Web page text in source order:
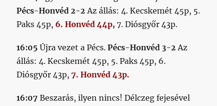
Pécs-Honvéd 2-2Az állás: 4. Kecskemét 45p, 5.
Paks 45p, 6. Honvéd 44p, 7. Diósgyőr 43p.
16:05 Újra vezet a Pécs.Pécs-Honvéd 3-2Az
állás: 4. Kecskemét 45p, 5. Paks 45p, 6.
Diósgyőr 43p,7. Honvéd 43p.
16:07Beszarás, ilyen nincs! Délczeg fejesével